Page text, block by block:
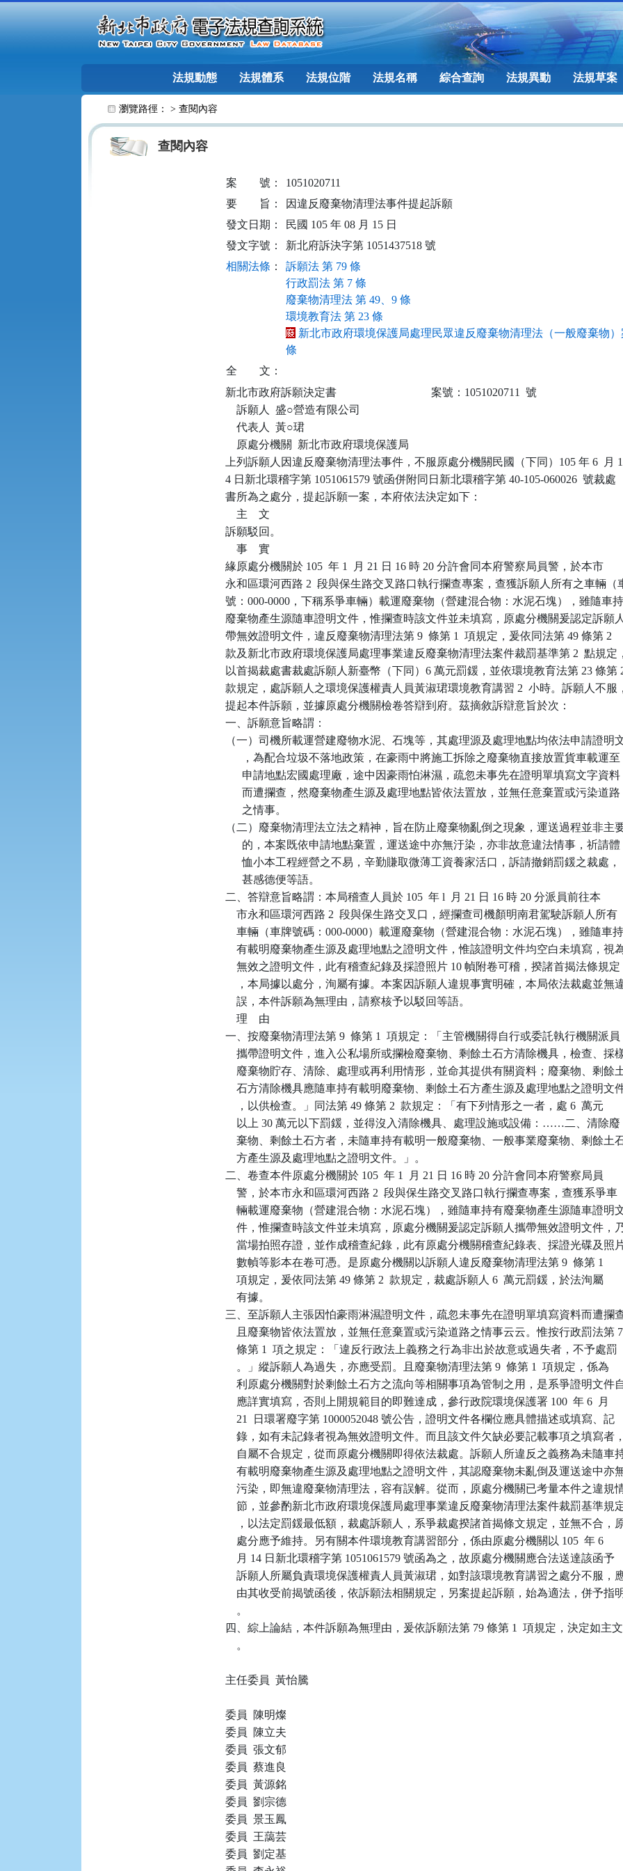
法規動態 法規體系 法規位階 法規名稱 綜合查詢 法規異動 法規草案
瀏覽路徑： > 查閱內容
查閱內容
案 號：
1051020711
要
旨：
因違反廢棄物清理法事件提起訴願
發文日期：
民國 105 年 08 月 15 日
發文字號：
新北府訴決字第 1051437518 號
相關法條 ：
訴願法 第 79 條
行政罰法 第 7 條
廢棄物清理法 第 49、9 條
環境教育法 第 23 條
新北市政府環境保護局處理民眾違反廢棄物清理法（一般廢棄物
條
全
文：
新北市政府訴願決定書                                  案號：1051020711  號
    訴願人  盛○營造有限公司
    代表人  黃○珺
    原處分機關  新北市政府環境保護局
上列訴願人因違反廢棄物清理法事件，不服原處分機關民國（下同）105 年 6  月 1
4 日新北環稽字第 1051061579 號函併附同日新北環稽字第 40-105-060026  號裁處
書所為之處分，提起訴願一案，本府依法決定如下：
    主    文
訴願駁回。
    事    實
緣原處分機關於 105  年 1  月 21 日 16 時 20 分許會同本府警察局員警，於本市
永和區環河西路 2  段與保生路交叉路口執行攔查專案，查獲訴願人所有之車輛（
號：000-0000，下稱系爭車輛）載運廢棄物（營建混合物：水泥石塊），雖隨車
廢棄物產生源隨車證明文件，惟攔查時該文件並未填寫，原處分機關爰認定訴願
帶無效證明文件，違反廢棄物清理法第 9  條第 1  項規定，爰依同法第 49 條第 2
款及新北市政府環境保護局處理事業違反廢棄物清理法案件裁罰基準第 2  點規定，
以首揭裁處書裁處訴願人新臺幣（下同）6 萬元罰鍰，並依環境教育法第 23 條第
款規定，處訴願人之環境保護權責人員黃淑珺環境教育講習 2  小時。訴願人不服，
提起本件訴願，並據原處分機關檢卷答辯到府。茲摘敘訴辯意旨於次：
一、訴願意旨略謂：
（一）司機所載運營建廢物水泥、石塊等，其處理源及處理地點均依法申請證明
      ，為配合垃圾不落地政策，在豪雨中將施工拆除之廢棄物直接放置貨車載運至
      申請地點宏國處理廠，途中因豪雨怕淋濕，疏忽未事先在證明單填寫文字資料
      而遭攔查，然廢棄物產生源及處理地點皆依法置放，並無任意棄置或污染道路
      之情事。
（二）廢棄物清理法立法之精神，旨在防止廢棄物亂倒之現象，運送過程並非主
      的，本案既依申請地點棄置，運送途中亦無汙染，亦非故意違法情事，祈請體
      恤小本工程經營之不易，辛勤賺取微薄工資養家活口，訴請撤銷罰鍰之裁處，
      甚感德便等語。
二、答辯意旨略謂：本局稽查人員於 105  年 l  月 21 日 16 時 20 分派員前往本
    市永和區環河西路 2  段與保生路交叉口，經攔查司機顏明南君駕駛訴願人所有
    車輛（車牌號碼：000-0000）載運廢棄物（營建混合物：水泥石塊），雖隨車持
有載明廢棄物產生源及處理地點之證明文件，惟該證明文件均空白未填寫，視
    無效之證明文件，此有稽查紀錄及採證照片 10 幀附卷可稽，揆諸首揭法條規定
，本局據以處分，洵屬有據。本案因訴願人違規事實明確，本局依法裁處並無
    誤，本件訴願為無理由，請察核予以駁回等語。
    理    由
一、按廢棄物清理法第 9  條第 1  項規定：「主管機關得自行或委託執行機關派員
攜帶證明文件，進入公私場所或攔檢廢棄物、剩餘土石方清除機具，檢查、採
廢棄物貯存、清除、處理或再利用情形，並命其提供有關資料；廢棄物、剩餘
石方清除機具應隨車持有載明廢棄物、剩餘土石方產生源及處理地點之證明文
    ，以供檢查。」同法第 49 條第 2  款規定：「有下列情形之一者，處 6  萬元
    以上 30 萬元以下罰鍰，並得沒入清除機具、處理設施或設備：……二、清除廢
棄物、剩餘土石方者，未隨車持有載明一般廢棄物、一般事業廢棄物、剩餘土
    方產生源及處理地點之證明文件。」。
二、卷查本件原處分機關於 105  年 1  月 21 日 16 時 20 分許會同本府警察局員
    警，於本市永和區環河西路 2  段與保生路交叉路口執行攔查專案，查獲系爭車
輛載運廢棄物（營建混合物：水泥石塊），雖隨車持有廢棄物產生源隨車證明
件，惟攔查時該文件並未填寫，原處分機關爰認定訴願人攜帶無效證明文件，
當場拍照存證，並作成稽查紀錄，此有原處分機關稽查紀錄表、採證光碟及照
    數幀等影本在卷可憑。是原處分機關以訴願人違反廢棄物清理法第 9  條第 1
    項規定，爰依同法第 49 條第 2  款規定，裁處訴願人 6  萬元罰鍰，於法洵屬
    有據。
三、至訴願人主張因怕豪雨淋濕證明文件，疏忽未事先在證明單填寫資料而遭攔
    且廢棄物皆依法置放，並無任意棄置或污染道路之情事云云。惟按行政罰法第 7
    條第 1  項之規定：「違反行政法上義務之行為非出於故意或過失者，不予處罰
    。」縱訴願人為過失，亦應受罰。且廢棄物清理法第 9  條第 1  項規定，係為
利原處分機關對於剩餘土石方之流向等相關事項為管制之用，是系爭證明文件
    應詳實填寫，否則上開規範目的即難達成，參行政院環境保護署 100  年 6  月
    21  日環署廢字第 1000052048 號公告，證明文件各欄位應具體描述或填寫、記
    錄，如有未記錄者視為無效證明文件。而且該文件欠缺必要記載事項之填寫者，
自屬不合規定，從而原處分機關即得依法裁處。訴願人所違反之義務為未隨車
有載明廢棄物產生源及處理地點之證明文件，其認廢棄物未亂倒及運送途中亦
污染，即無違廢棄物清理法，容有誤解。從而，原處分機關已考量本件之違規
節，並參酌新北市政府環境保護局處理事業違反廢棄物清理法案件裁罰基準規
，以法定罰鍰最低額，裁處訴願人，系爭裁處揆諸首揭條文規定，並無不合，
    處分應予維持。另有關本件環境教育講習部分，係由原處分機關以 105  年 6
    月 14 日新北環稽字第 1051061579 號函為之，故原處分機關應合法送達該函予
訴願人所屬負責環境保護權責人員黃淑珺，如對該環境教育講習之處分不服，
由其收受前揭號函後，依訴願法相關規定，另案提起訴願，始為適法，併予指
    。
四、綜上論結，本件訴願為無理由，爰依訴願法第 79 條第 1  項規定，決定如主文
    。
主任委員  黃怡騰
委員  陳明燦
委員  陳立夫
委員  張文郁
委員  蔡進良
委員  黃源銘
委員  劉宗德
委員  景玉鳳
委員  王藹芸
委員  劉定基